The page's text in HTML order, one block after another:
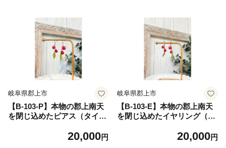
岐阜県郡上市
【B-103-P】本物の郡上南天
を閉じ込めたピアス（タイプ
レディースジュエリー アクセ
20,000円
岐阜県郡上市
【B-103-E】本物の郡上南天
を閉じ込めたイヤリング（タ
20,000円